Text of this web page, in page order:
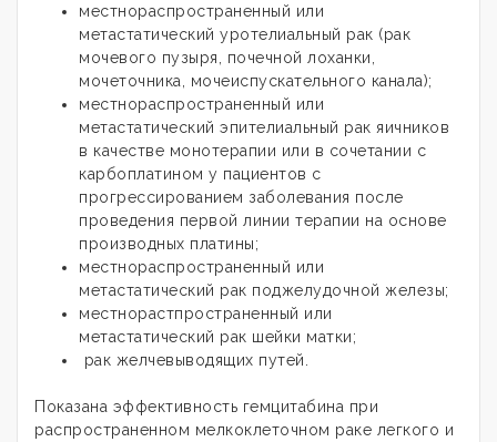
местнораспространенный или
метастатический уротелиальный рак (рак
мочевого пузыря, почечной лоханки,
мочеточника, мочеиспускательного канала);
местнораспространенный или
метастатический эпителиальный рак яичников
в качестве монотерапии или в сочетании с
карбоплатином у пациентов с
прогрессированием заболевания после
проведения первой линии терапии на основе
производных платины;
местнораспространенный или
метастатический рак поджелудочной железы;
местнорастпространенный или
метастатический рак шейки матки;
рак желчевыводящих путей.
Показана эффективность гемцитабина при
распространенном мелкоклеточном раке легкого и